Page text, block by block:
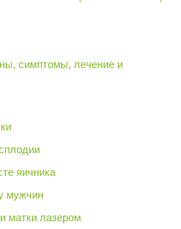
симптомы, лечение и
яичника
мужчин
матки лазером